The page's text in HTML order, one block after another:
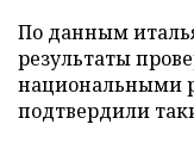
По данным
результаты
национальными
подтвердили